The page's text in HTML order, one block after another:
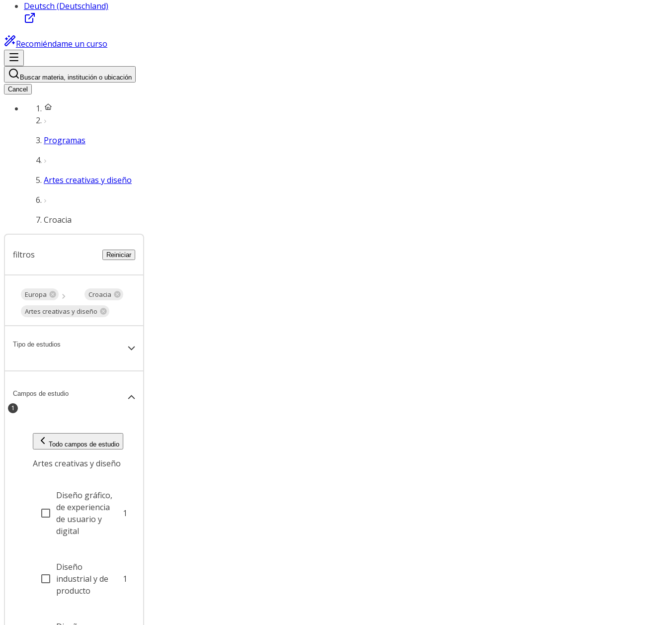
Deutsch (Deutschland)
Recomiéndame un curso
Buscar materia, institución o ubicación
Cancel
Programas
Artes creativas y diseño
Croacia
filtros Reiniciar
Europa
Croacia
Artes creativas y diseño
Tipo de estudios
Campos de estudio
1
Todo campos de estudio
Artes creativas y diseño
Diseño gráfico,
de experiencia
de usuario y
digital
1
Diseño
industrial y de
producto
1